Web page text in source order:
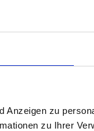
Anzeigen zu
zu Ihrer